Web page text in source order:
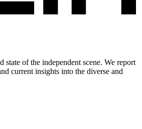
of the independent scene. We report
current insights into the diverse and